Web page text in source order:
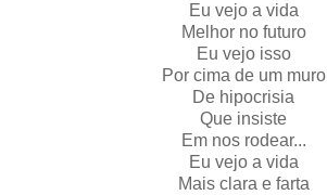
Eu vejo a vida
Melhor no futuro
Eu vejo isso
Por cima de um muro
De hipocrisia
Que insiste
Em nos rodear...
Eu vejo a vida
Mais clara e farta